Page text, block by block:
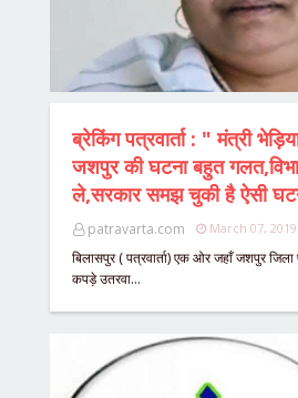
ब्रेकिंग पत्रवार्ता : " मंत्री
जशपुर की घटना बहुत
ले,सरकार समझ चुकी है ऐसी
patravarta.com March 07, 2019
बिलासपुर ( पत्रवार्ता) एक ओर जहाँ जशपुर
कपड़े उतरवा…